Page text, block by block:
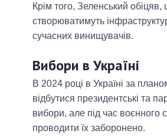
Крім того, Зеленський обіцяв,
створюватимуть
сучасних винищувачів.
Вибори в Україні
В 2024 році в Україні за
відбутися президентські та
вибори, але під час воєнного
проводити їх заборонено.